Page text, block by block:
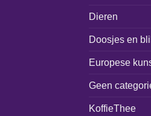
Dieren
Doosjes en
Europese
Geen
KoffieThee